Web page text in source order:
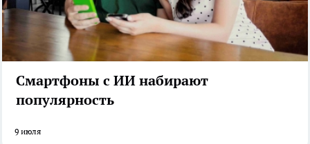
Смартфоны с ИИ набирают
популярность
9 июля